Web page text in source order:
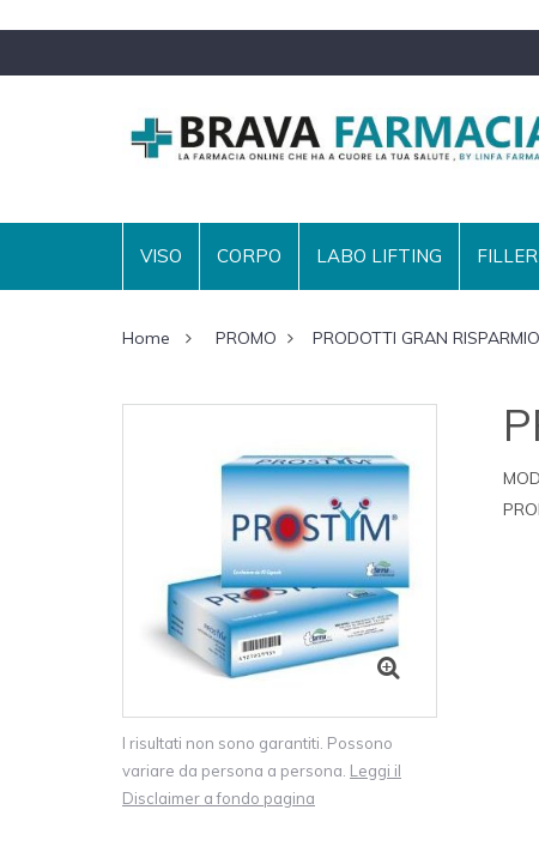
VISO CORPO LABO LIFTING
Home PROMO PRODOTTI GRAN RISPARMIO
I risultati non sono garantiti. Possono
variare da persona a persona. Leggi il
Disclaimer a fondo pagina